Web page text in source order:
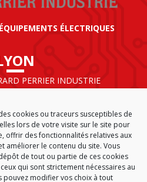
cookies ou traceurs susceptibles de
lors de votre visite sur le site pour
offrir des fonctionnalités relatives aux
améliorer le contenu du site. Vous
de tout ou partie de ces cookies
qui sont strictement nécessaires au
pouvez modifier vos choix à tout
ÉLECTRIQUES
PERRIER INDUSTRIE
SAINT EXUPÉRY
FRANCE